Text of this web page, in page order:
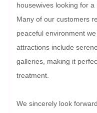
housewives looking for a
Many of our customers
peaceful environment
attractions include
galleries, making it
treatment.
We sincerely look